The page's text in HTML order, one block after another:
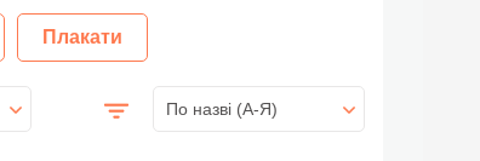
Плакати
По назві (A-Я)